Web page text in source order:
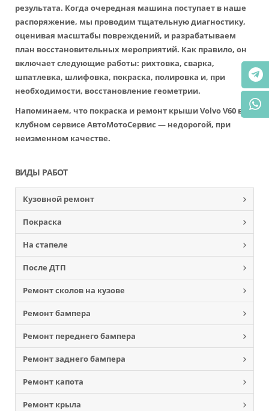
результата. Когда очередная машина поступает в наше
распоряжение, мы проводим тщательную диагностику,
оценивая масштабы повреждений, и разрабатываем
план восстановительных мероприятий. Как правило, он
включает следующие работы: рихтовка, сварка,
шпатлевка, шлифовка, покраска, полировка и, при
необходимости, восстановление геометрии.
Напоминаем, что покраска и ремонт крыши Volvo V60 в
клубном сервисе АвтоМотоСервис — недорогой, при
неизменном качестве.
ВИДЫ РАБОТ
Кузовной ремонт
Покраска
На стапеле
После ДТП
Ремонт сколов на кузове
Ремонт бампера
Ремонт переднего бампера
Ремонт заднего бампера
Ремонт капота
Ремонт крыла